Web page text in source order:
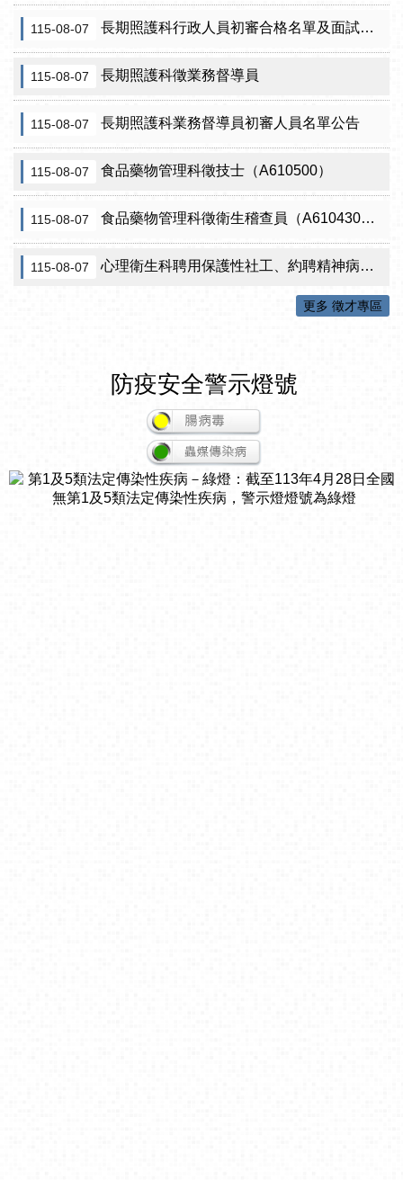
115-08-07 長期照護科行政人員初審合格名單及面試訊息公告
115-08-07 長期照護科徵業務督導員
115-08-07 長期照護科業務督導員初審人員名單公告
115-08-07 食品藥物管理科徵技士（A610500）
115-08-07 食品藥物管理科徵衛生稽查員（A610430）初審公告
115-08-07 心理衛生科聘用保護性社工、約聘精神病人社區關懷訪視員、約聘自殺關懷訪視員等5項職稱甄試結果公告
更多 徵才專區
防疫安全警示燈號